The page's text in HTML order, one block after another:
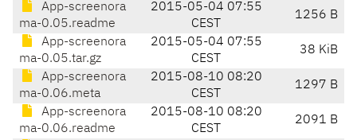
App-screenora
ma-0.05.readme
2015-05-04 07:55
CEST
1256 B
App-screenora
ma-0.05.tar.gz
2015-05-04 07:55
CEST
38 KiB
App-screenora
ma-0.06.meta
2015-08-10 08:20
CEST
1297 B
App-screenora
ma-0.06.readme
2015-08-10 08:20
CEST
2091 B